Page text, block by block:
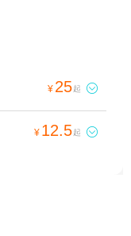
¥ 25起 
¥ 12.5起 